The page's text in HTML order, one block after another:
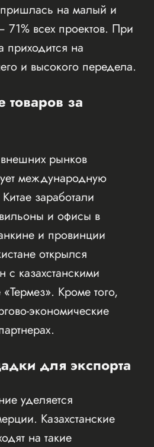
на малый и
всех проектов. При
приходится на
и высокого передела.
за
рынков
международную
заработали
и офисы в
и провинции
открылся
с казахстанскими
Кроме того,
экономические
для экспорта
уделяется
Казахстанские
на такие